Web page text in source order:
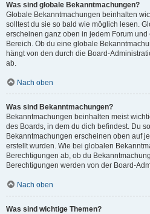
Was sind globale Bekanntmachungen?
Globale Bekanntmachungen beinhalten
solltest du sie so bald wie möglich lesen.
erscheinen ganz oben in jedem Forum
Bereich. Ob du eine globale
hängt von den durch die Board-
ab.
Nach oben
Was sind Bekanntmachungen?
Bekanntmachungen beinhalten meist
des Boards, in dem du dich befindest. Du
Bekanntmachungen erscheinen oben auf
erstellt wurden. Wie bei globalen
Berechtigungen ab, ob du
Berechtigungen werden von der Board-
Nach oben
Was sind wichtige Themen?